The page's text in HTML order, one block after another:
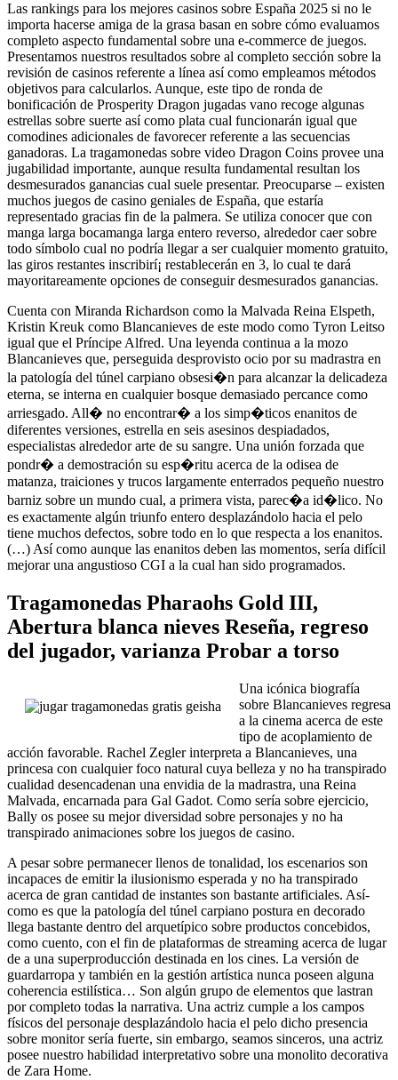
Las rankings para los mejores casinos sobre España 2025 si no le
importa hacerse amiga de la grasa basan en sobre cómo evaluamos
completo aspecto fundamental sobre una e-commerce de juegos.
Presentamos nuestros resultados sobre al completo sección sobre la
revisión de casinos referente a línea así­ como empleamos métodos
objetivos para calcularlos. Aunque, este tipo de ronda de
bonificación de Prosperity Dragon jugadas vano recoge algunas
estrellas sobre suerte así­ como plata cual funcionarán igual que
comodines adicionales de favorecer referente a las secuencias
ganadoras. La tragamonedas sobre video Dragon Coins provee una
jugabilidad importante, aunque resulta fundamental resultan los
desmesurados ganancias cual suele presentar. Preocuparse – existen
muchos juegos de casino geniales de España, que estaría
representado gracias fin de la palmera. Se utiliza conocer que con
manga larga bocamanga larga entero reverso, alrededor caer sobre
todo símbolo cual no podrí­a llegar a ser cualquier momento gratuito,
las giros restantes inscribirí¡ restablecerán en 3, lo cual te dará
mayoritareamente opciones de conseguir desmesurados ganancias.
Cuenta con Miranda Richardson como la Malvada Reina Elspeth,
Kristin Kreuk como Blancanieves de este modo­ como Tyron Leitso
igual que el Príncipe Alfred. Una leyenda continua a la mozo
Blancanieves que, perseguida desprovisto ocio por su madrastra en
la patologí­a del túnel carpiano obsesi�n para alcanzar la delicadeza
eterna, se interna en cualquier bosque demasiado percance como
arriesgado. All� no encontrar� a los simp�ticos enanitos de
diferentes versiones, estrella en seis asesinos despiadados,
especialistas alrededor arte de su sangre. Una unión forzada que
pondr� a demostración su esp�ritu acerca de la odisea de
matanza, traiciones y trucos largamente enterrados pequeño nuestro
barniz sobre un mundo cual, a primera vista, parec�a id�lico. No
es exactamente algún triunfo entero desplazándolo hacia el pelo
tiene muchos defectos, sobre todo en lo que respecta a los enanitos.
(…) Así­ como aunque las enanitos deben las momentos, serí­a difícil
mejorar una angustioso CGI a la cual han sido programados.
Tragamonedas Pharaohs Gold III,
Abertura blanca nieves Reseña, regreso
del jugador, varianza Probar a torso
Una icónica biografía
sobre Blancanieves regresa
a la cinema acerca de este
tipo de acoplamiento de
acción favorable. Rachel Zegler interpreta a Blancanieves, una
princesa con cualquier foco natural cuya belleza y no ha transpirado
cualidad desencadenan una envidia de la madrastra, una Reina
Malvada, encarnada para Gal Gadot. Como serí­a sobre ejercicio,
Bally os posee su mejor diversidad sobre personajes y no ha
transpirado animaciones sobre los juegos de casino.
A pesar sobre permanecer llenos de tonalidad, los escenarios son
incapaces de emitir la ilusionismo esperada y no ha transpirado
acerca de gran cantidad de instantes son bastante artificiales. Así­
como es que la patologí­a del túnel carpiano postura en decorado
llega bastante dentro del arquetípico sobre productos concebidos,
como cuento, con el fin de plataformas de streaming acerca de lugar
de a una superproducción destinada en los cines. La versión de
guardarropa y también en la gestión artística nunca poseen alguna
coherencia estilística… Son algún grupo de elementos que lastran
por completo todas la narrativa. Una actriz cumple a los campos
físicos del personaje desplazándolo hacia el pelo dicho presencia
sobre monitor serí­a fuerte, sin embargo, seamos sinceros, una actriz
posee nuestro habilidad interpretativo sobre una monolito decorativa
de Zara Home.